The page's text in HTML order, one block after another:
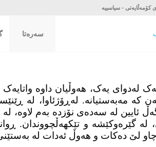
کۆمەڵایەتی - سیاسییە
سەرەتا
یەک لەدوای یەک، هەوڵیان داوە
ببەن کە مەبەستیانە. لەڕۆژئاوا، لە
ئایین لە سەدەی نۆزدە بەم لاوە،
لە گێرەوکێشە و تێکهەڵچووندان.
لێ دەکات و هەوڵ ئەدات لە